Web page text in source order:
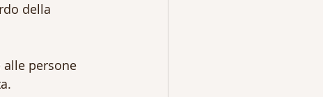
della
persone